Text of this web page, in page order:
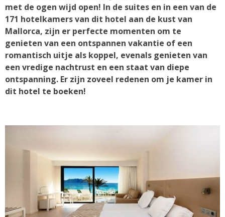
met de ogen wijd open! In de suites en in een van de
171 hotelkamers van dit hotel aan de kust van
Mallorca, zijn er perfecte momenten om te
genieten van een ontspannen vakantie of een
romantisch uitje als koppel, evenals genieten van
een vredige nachtrust en een staat van diepe
ontspanning. Er zijn zoveel redenen om je kamer in
dit hotel te boeken!